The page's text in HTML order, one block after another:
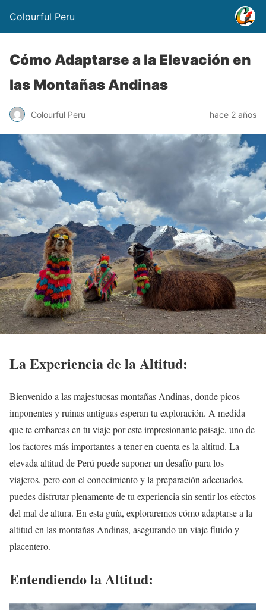
Colourful Peru
Cómo Adaptarse a la Elevación en
las Montañas Andinas
Colourful Peru hace 2 años
La Experiencia de la Altitud:
Bienvenido a las majestuosas montañas Andinas, donde picos
imponentes y ruinas antiguas esperan tu exploración. A medida
que te embarcas en tu viaje por este impresionante paisaje, uno de
los factores más importantes a tener en cuenta es la altitud. La
elevada altitud de Perú puede suponer un desafío para los
viajeros, pero con el conocimiento y la preparación adecuados,
puedes disfrutar plenamente de tu experiencia sin sentir los efectos
del mal de altura. En esta guía, exploraremos cómo adaptarse a la
altitud en las montañas Andinas, asegurando un viaje fluido y
placentero.
Entendiendo la Altitud: